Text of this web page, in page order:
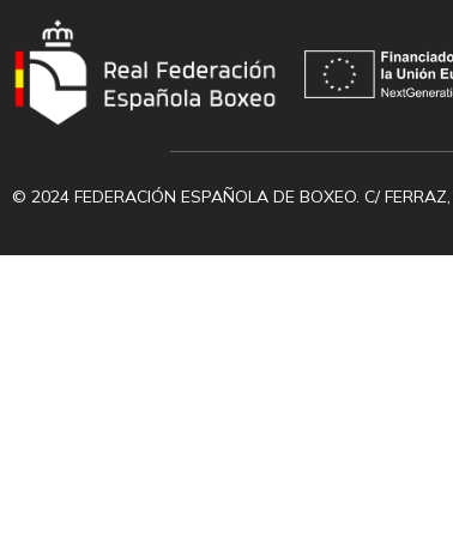
© 2024 FEDERACIÓN ESPAÑOLA DE BOXEO. C/